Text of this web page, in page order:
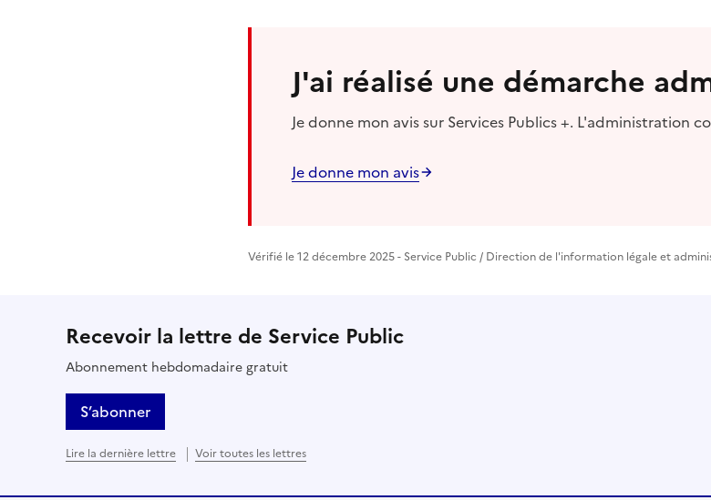
J'ai réalisé une démarche
Je donne mon avis sur Services Publics +. L'administration
Je donne mon avis
Vérifié le 12 décembre 2025 - Service Public / Direction de l'information légale et
Recevoir la lettre de Service Public
Abonnement hebdomadaire gratuit
S’abonner
Lire la dernière lettre Voir toutes les lettres